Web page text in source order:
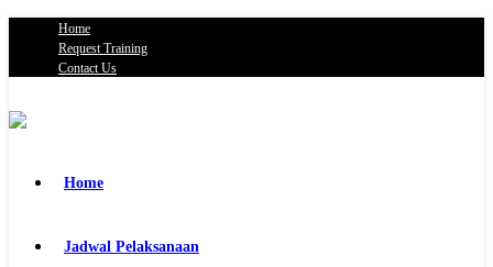
Home
Request Training
Contact Us
Home
Jadwal Pelaksanaan